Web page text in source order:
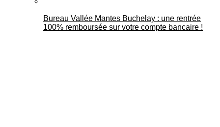
Bureau Vallée Mantes Buchelay : une rentrée
100% remboursée sur votre compte bancaire !